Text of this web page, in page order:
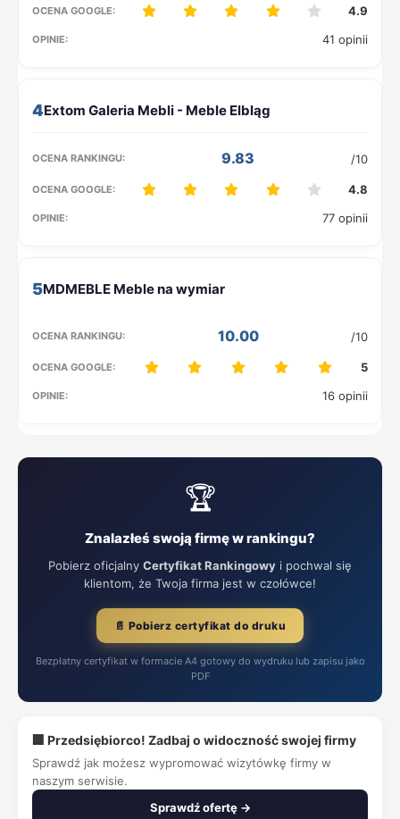
4.9
41 opinii
4
9.83 /10
4.8
77 opinii
5
10.00 /10
5
16 opinii
🏆
Znalazłeś swoją firmę w rankingu?
Pobierz oficjalny Certyfikat Rankingowy i pochwal się
klientom, że Twoja firma jest w czołówce!
📄 Pobierz certyfikat do druku
Bezpłatny certyfikat w formacie A4 gotowy do wydruku lub zapisu jako
PDF
🏢 Przedsiębiorco! Zadbaj o widoczność swojej firmy
Sprawdź jak możesz wypromować wizytówkę firmy w
naszym serwisie.
Sprawdź ofertę →